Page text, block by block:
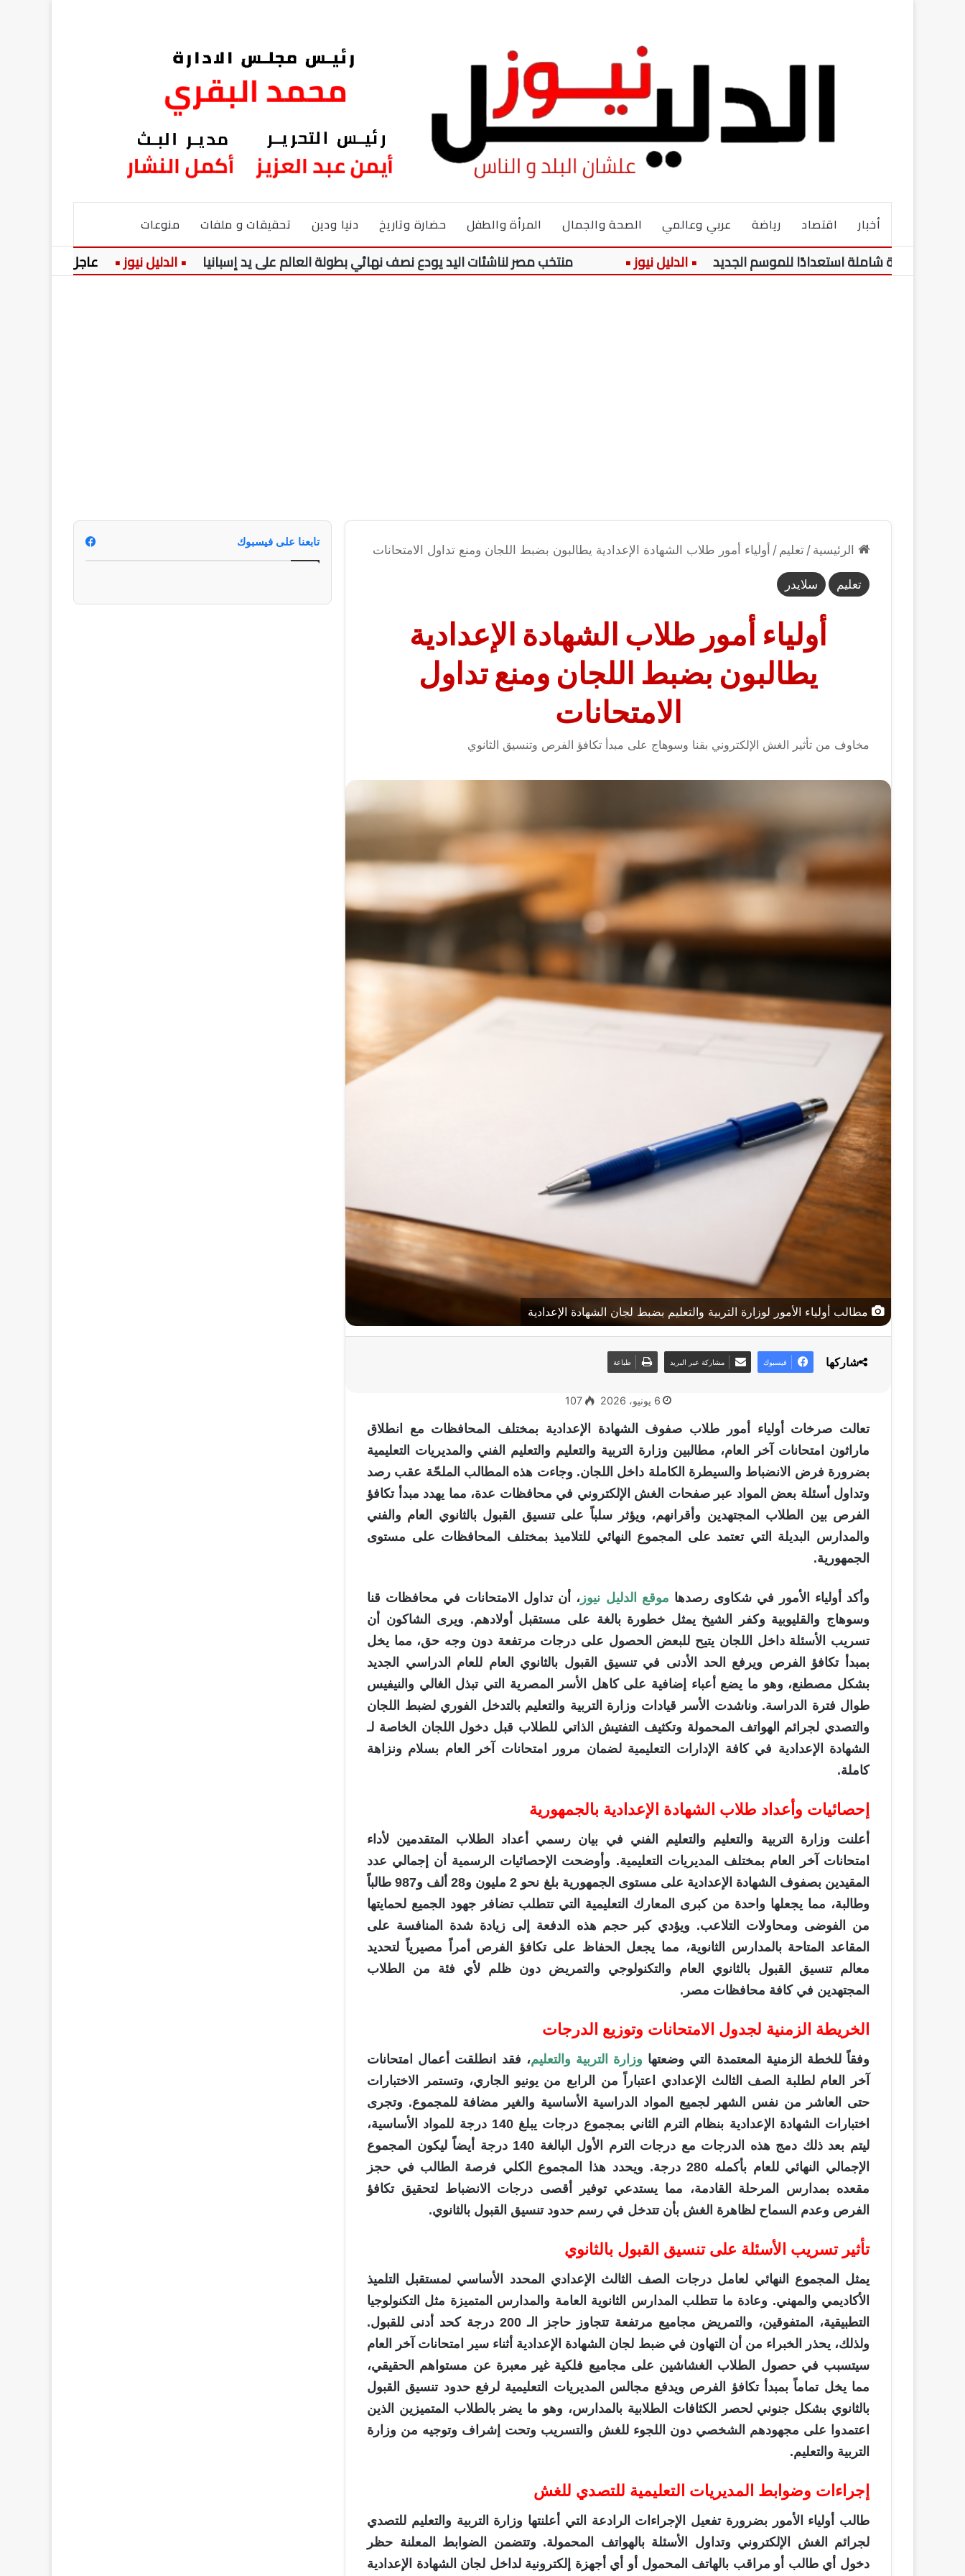
أخبار اقتصاد رياضة عربي وعالمي الصحة والجمال المرأة والطفل حضارة وتاريخ دنيا ودين تحقيقات و ملفات منوعات
شاملة استعدادًا للموسم الجديد منتخب مصر لناشئات اليد يودع نصف نهائي بطولة العالم على يد إسبانيا عاجل: ارتفاع في أسعار
الرئيسية / تعليم / أولياء أمور طلاب الشهادة الإعدادية يطالبون بضبط اللجان ومنع تداول الامتحانات
تعليم سلايدر
أولياء أمور طلاب الشهادة الإعدادية
يطالبون بضبط اللجان ومنع تداول
الامتحانات
مخاوف من تأثير الغش الإلكتروني بقنا وسوهاج على مبدأ تكافؤ الفرص وتنسيق الثانوي
مطالب أولياء الأمور لوزارة التربية والتعليم بضبط لجان الشهادة الإعدادية
6 يونيو، 2026 107
تعالت صرخات أولياء أمور طلاب صفوف الشهادة الإعدادية بمختلف المحافظات مع انطلاق
ماراثون امتحانات آخر العام، مطالبين وزارة التربية والتعليم والتعليم الفني والمديريات التعليمية
بضرورة فرض الانضباط والسيطرة الكاملة داخل اللجان. وجاءت هذه المطالب الملحّة عقب رصد
وتداول أسئلة بعض المواد عبر صفحات الغش الإلكتروني في محافظات عدة، مما يهدد مبدأ تكافؤ
الفرص بين الطلاب المجتهدين وأقرانهم، ويؤثر سلباً على تنسيق القبول بالثانوي العام والفني
والمدارس البديلة التي تعتمد على المجموع النهائي للتلاميذ بمختلف المحافظات على مستوى
الجمهورية.
وأكد أولياء الأمور في شكاوى رصدها موقع الدليل نيوز ، أن تداول الامتحانات في محافظات قنا
وسوهاج والقليوبية وكفر الشيخ يمثل خطورة بالغة على مستقبل أولادهم. ويرى الشاكون أن
تسريب الأسئلة داخل اللجان يتيح للبعض الحصول على درجات مرتفعة دون وجه حق، مما يخل
بمبدأ تكافؤ الفرص ويرفع الحد الأدنى في تنسيق القبول بالثانوي العام للعام الدراسي الجديد
بشكل مصطنع، وهو ما يضع أعباء إضافية على كاهل الأسر المصرية التي تبذل الغالي والنيفيس
طوال فترة الدراسة. وناشدت الأسر قيادات وزارة التربية والتعليم بالتدخل الفوري لضبط اللجان
والتصدي لجرائم الهواتف المحمولة وتكثيف التفتيش الذاتي للطلاب قبل دخول اللجان الخاصة لـ
الشهادة الإعدادية في كافة الإدارات التعليمية لضمان مرور امتحانات آخر العام بسلام ونزاهة
كاملة.
إحصائيات وأعداد طلاب الشهادة الإعدادية بالجمهورية
أعلنت وزارة التربية والتعليم والتعليم الفني في بيان رسمي أعداد الطلاب المتقدمين لأداء
امتحانات آخر العام بمختلف المديريات التعليمية. وأوضحت الإحصائيات الرسمية أن إجمالي عدد
المقيدين بصفوف الشهادة الإعدادية على مستوى الجمهورية بلغ نحو 2 مليون و28 ألف و987 طالباً
وطالبة، مما يجعلها واحدة من كبرى المعارك التعليمية التي تتطلب تضافر جهود الجميع لحمايتها
من الفوضى ومحاولات التلاعب. ويؤدي كبر حجم هذه الدفعة إلى زيادة شدة المنافسة على
المقاعد المتاحة بالمدارس الثانوية، مما يجعل الحفاظ على تكافؤ الفرص أمراً مصيرياً لتحديد
معالم تنسيق القبول بالثانوي العام والتكنولوجي والتمريض دون ظلم لأي فئة من الطلاب
المجتهدين في كافة محافظات مصر.
الخريطة الزمنية لجدول الامتحانات وتوزيع الدرجات
وفقاً للخطة الزمنية المعتمدة التي وضعتها وزارة التربية والتعليم، فقد انطلقت أعمال امتحانات
آخر العام لطلبة الصف الثالث الإعدادي اعتباراً من الرابع من يونيو الجاري، وتستمر الاختبارات
حتى العاشر من نفس الشهر لجميع المواد الدراسية الأساسية والغير مضافة للمجموع. وتجرى
اختبارات الشهادة الإعدادية بنظام الترم الثاني بمجموع درجات يبلغ 140 درجة للمواد الأساسية،
ليتم بعد ذلك دمج هذه الدرجات مع درجات الترم الأول البالغة 140 درجة أيضاً ليكون المجموع
الإجمالي النهائي للعام بأكمله 280 درجة. ويحدد هذا المجموع الكلي فرصة الطالب في حجز
مقعده بمدارس المرحلة القادمة، مما يستدعي توفير أقصى درجات الانضباط لتحقيق تكافؤ
الفرص وعدم السماح لظاهرة الغش بأن تتدخل في رسم حدود تنسيق القبول بالثانوي.
تأثير تسريب الأسئلة على تنسيق القبول بالثانوي
يمثل المجموع النهائي لعامل درجات الصف الثالث الإعدادي المحدد الأساسي لمستقبل التلميذ
الأكاديمي والمهني. وعادة ما تتطلب المدارس الثانوية العامة والمدارس المتميزة مثل التكنولوجيا
التطبيقية، المتفوقين، والتمريض مجاميع مرتفعة تتجاوز حاجز الـ 200 درجة كحد أدنى للقبول.
ولذلك، يحذر الخبراء من أن التهاون في ضبط لجان الشهادة الإعدادية أثناء سير امتحانات آخر العام
سيتسبب في حصول الطلاب الغشاشين على مجاميع فلكية غير معبرة عن مستواهم الحقيقي،
مما يخل تماماً بمبدأ تكافؤ الفرص ويدفع مجالس المديريات التعليمية لرفع حدود تنسيق القبول
بالثانوي بشكل جنوني لحصر الكثافات الطلابية بالمدارس، وهو ما يضر بالطلاب المتميزين الذين
اعتمدوا على مجهودهم الشخصي دون اللجوء للغش والتسريب وتحت إشراف وتوجيه من وزارة
التربية والتعليم.
إجراءات وضوابط المديريات التعليمية للتصدي للغش
طالب أولياء الأمور بضرورة تفعيل الإجراءات الرادعة التي أعلنتها وزارة التربية والتعليم للتصدي
لجرائم الغش الإلكتروني وتداول الأسئلة بالهواتف المحمولة. وتتضمن الضوابط المعلنة حظر
دخول أي طالب أو مراقب بالهاتف المحمول أو أي أجهزة إلكترونية لداخل لجان الشهادة الإعدادية
شاركها فيسبوك مشاركة عبر البريد طباعة
تابعنا على فيسبوك